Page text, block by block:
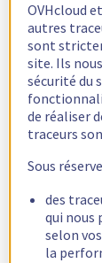
OVHcloud
autres
sont
site. Ils
sécurité du
de réaliser
traceurs
Sous
des
qui nous
selon
la